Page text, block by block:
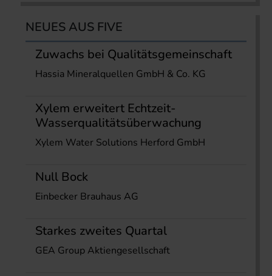
NEUES AUS FIVE
Zuwachs bei Qualitätsgemeinschaft
Hassia Mineralquellen GmbH & Co. KG
Xylem erweitert Echtzeit-
Wasserqualitätsüberwachung
Xylem Water Solutions Herford GmbH
Null Bock
Einbecker Brauhaus AG
Starkes zweites Quartal
GEA Group Aktiengesellschaft